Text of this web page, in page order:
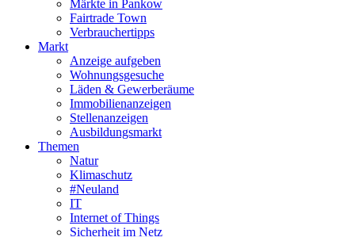
Märkte in Pankow
Fairtrade Town
Verbrauchertipps
Markt
Anzeige aufgeben
Wohnungsgesuche
Läden & Gewerberäume
Immobilienanzeigen
Stellenanzeigen
Ausbildungsmarkt
Themen
Natur
Klimaschutz
#Neuland
IT
Internet of Things
Sicherheit im Netz